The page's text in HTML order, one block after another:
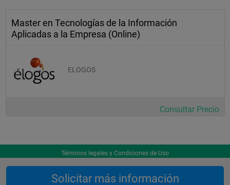
Solicitar más información
Master en Tecnologías de la Información
Aplicadas a la Empresa (Online)
ELOGOS
Consultar Precio
Términos legales y Condiciones de Uso